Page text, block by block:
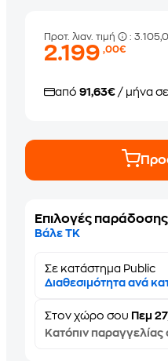
Προτ. λιαν. τιμή :
2.199,00€
από91,63€ / μήνα
Επιλογές παράδοσης
Βάλε ΤΚ
Σε κατάστημα Public
Διαθεσιμότητα ανά
Στονχώρο σου Πεμ
Κατόπιν